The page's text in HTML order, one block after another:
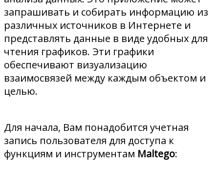
запрашивать и собирать информацию из
различных источников в Интернете и
представлять данные в виде удобных для
чтения графиков. Эти графики
обеспечивают визуализацию
взаимосвязей между каждым объектом и
целью.
Для начала, Вам понадобится учетная
запись пользователя для доступа к
функциям и инструментам Maltego: